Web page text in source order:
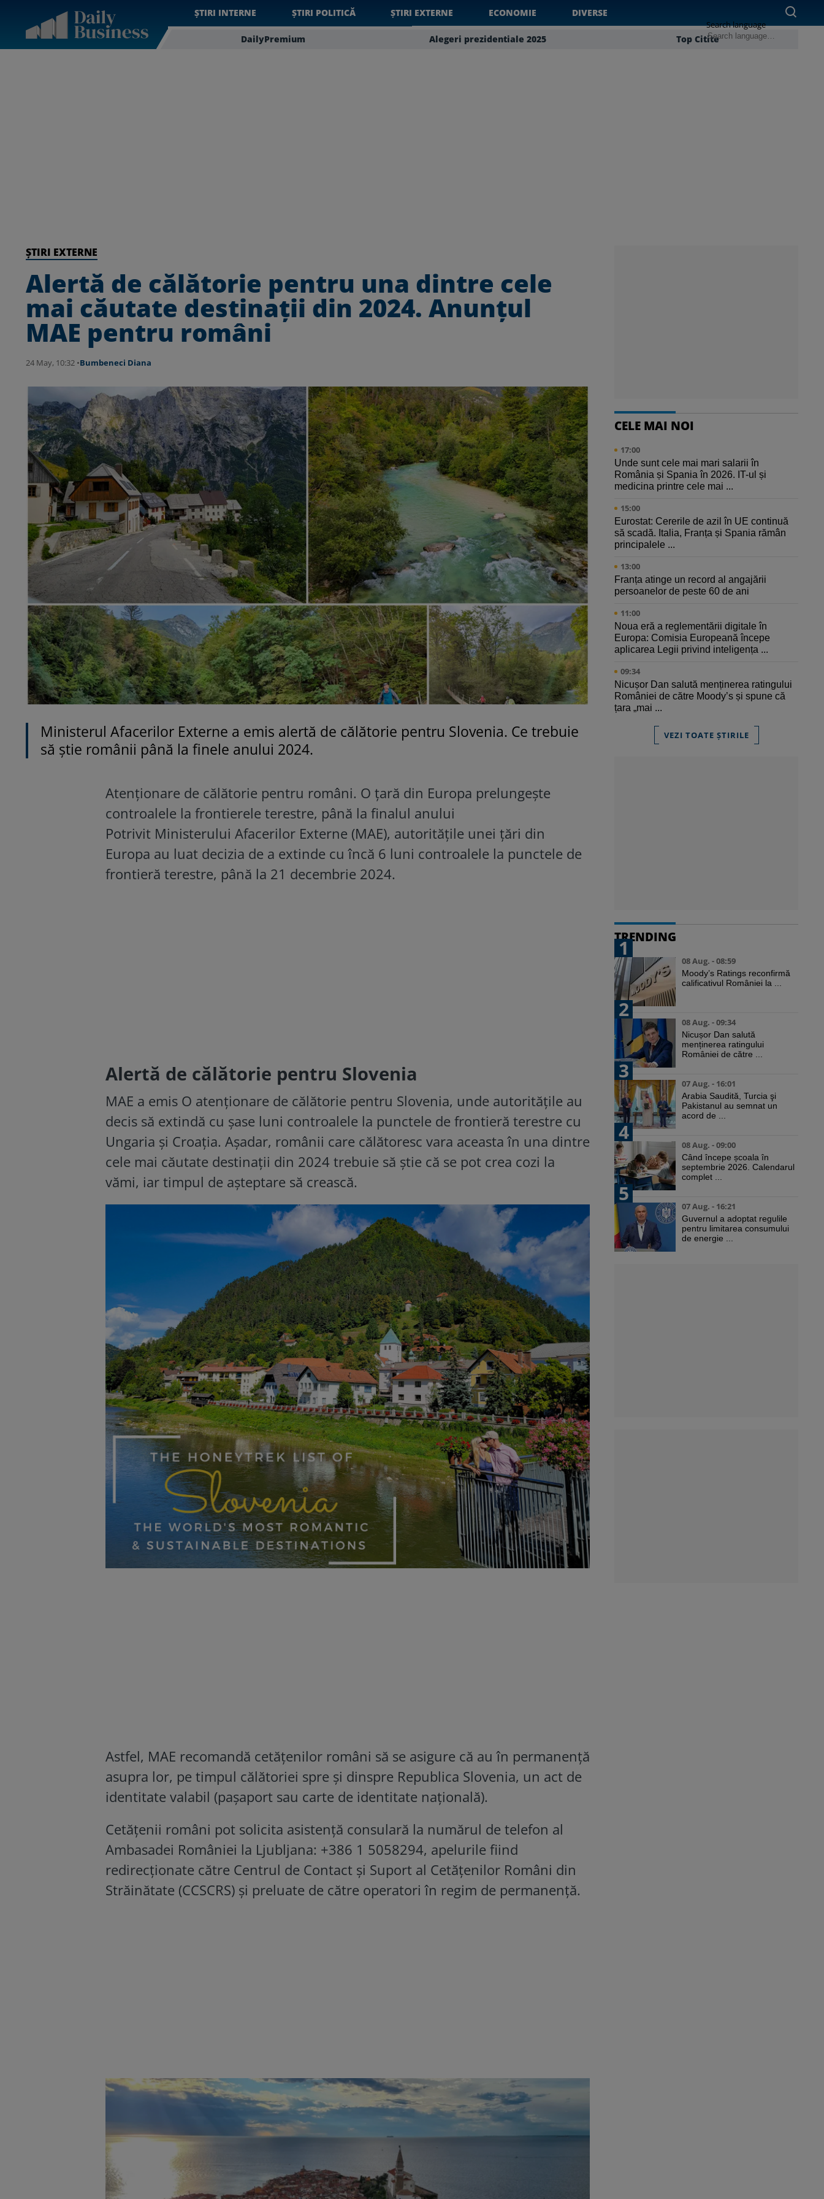
ȘTIRI INTERNE ȘTIRI POLITICĂ ȘTIRI EXTERNE ECONOMIE DIVERSE
DailyPremium Alegeri prezidentiale 2025 Top Citite
Search language
ȘTIRI EXTERNE
Alertă de călătorie pentru una dintre cele
mai căutate destinații din 2024. Anunțul
MAE pentru români
24 May, 10:32 •Bumbeneci Diana
Ministerul Afacerilor Externe a emis alertă de călătorie pentru Slovenia. Ce trebuie
să știe românii până la finele anului 2024.
Atenționare de călătorie pentru români. O țară din Europa prelungește
controalele la frontierele terestre, până la finalul anului
Potrivit Ministerului Afacerilor Externe (MAE), autorităţile unei țări din
Europa au luat decizia de a extinde cu încă 6 luni controalele la punctele de
frontieră terestre, până la 21 decembrie 2024.
Alertă de călătorie pentru Slovenia
MAE a emis O atenţionare de călătorie pentru Slovenia, unde autorităţile au
decis să extindă cu şase luni controalele la punctele de frontieră terestre cu
Ungaria şi Croaţia. Așadar, românii care călătoresc vara aceasta în una dintre
cele mai căutate destinații din 2024 trebuie să știe că se pot crea cozi la
vămi, iar timpul de așteptare să crească.
Astfel, MAE recomandă cetăţenilor români să se asigure că au în permanenţă
asupra lor, pe timpul călătoriei spre şi dinspre Republica Slovenia, un act de
identitate valabil (paşaport sau carte de identitate naţională).
Cetăţenii români pot solicita asistenţă consulară la numărul de telefon al
Ambasadei României la Ljubljana: +386 1 5058294, apelurile fiind
redirecţionate către Centrul de Contact şi Suport al Cetăţenilor Români din
Străinătate (CCSCRS) şi preluate de către operatori în regim de permanenţă.
CELE MAI NOI
17:00
Unde sunt cele mai mari salarii în
România și Spania în 2026. IT-ul și
medicina printre cele mai ...
15:00
Eurostat: Cererile de azil în UE continuă
să scadă. Italia, Franța și Spania rămân
principalele ...
13:00
Franța atinge un record al angajării
persoanelor de peste 60 de ani
11:00
Noua eră a reglementării digitale în
Europa: Comisia Europeană începe
aplicarea Legii privind inteligența ...
09:34
Nicușor Dan salută menținerea ratingului
României de către Moody’s și spune că
țara „mai ...
VEZI TOATE ȘTIRILE
TRENDING
1
08 Aug. - 08:59
Moody’s Ratings reconfirmă
calificativul României la ...
2
08 Aug. - 09:34
Nicușor Dan salută
menținerea ratingului
României de către ...
3
07 Aug. - 16:01
Arabia Saudită, Turcia şi
Pakistanul au semnat un
acord de ...
4
08 Aug. - 09:00
Când începe școala în
septembrie 2026. Calendarul
complet ...
5
07 Aug. - 16:21
Guvernul a adoptat regulile
pentru limitarea consumului
de energie ...